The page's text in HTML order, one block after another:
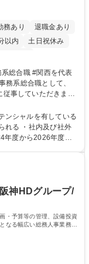
務あり
退職金あり
以内
土日祝休み
事していただきま
外に関係する各種業
び将来のキャリアを
での現場育成や研
ンシャルを有している
れる ・社内及び社外
動による自然災害の
高まっています。
現に貢献してまいりま
神HDグループ/
・予算等の管理、設備投資
なる幅広い総務人事業務全